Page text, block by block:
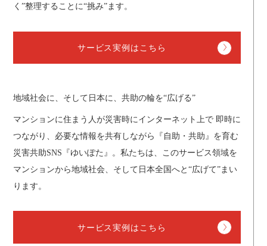
く”整理することに“挑み”ます。
サービス実例はこちら
地域社会に、そして日本に、共助の輪を“広げる”
マンションに住まう人が災害時にインターネット上で 即時に
つながり、必要な情報を共有しながら『自助・共助』を育む
災害共助SNS『ゆいぽた』。私たちは、このサービス領域を
マンションから地域社会、そして日本全国へと“広げて”まい
ります。
サービス実例はこちら